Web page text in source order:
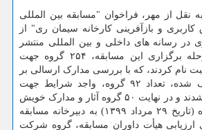
نقل از مهر، فراخوان "مسابقه بین المللی
کاربری و بازآفرینی کارخانه سیمان ری" از
در رسانه های داخلی و بین المللی منتشر
گردید و در اولین مرحله برگزاری این مسابقه، ۲۵۴ گروه جهت
نام کردند، که با بررسی مدارک ارسالی بر
مبنای معیارهای تعریف شده، تعداد ۹۲ گروه، واجد شرایط جهت
شرکت در آن شناخته شدند و در نهایت ۵۰ گروه آثار و مدارک خویش
را در مهلت اعلام شده (تاریخ ۲۹ مرداد ۱۳۹۹) به دبیرخانه مسابقه
ارزیابی هیأت داوران مسابقه، گروه شرکت